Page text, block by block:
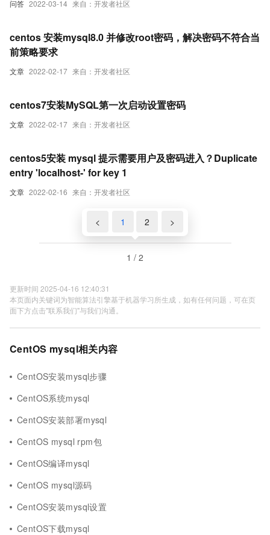
问答 2022-03-14 来自：开发者社区
文章 2022-02-17 来自：开发者社区
centos 安装mysql8.0 并修改root密码，解决密码不符合当
前策略要求
文章 2022-02-17 来自：开发者社区
centos7安装MySQL第一次启动设置密码
文章 2022-02-16 来自：开发者社区
centos5安装 mysql 提示需要用户及密码进入？Duplicate
entry 'localhost-' for key 1
< 1 2 >
1 / 2
更新时间 2025-04-16 12:40:31
本页面内关键词为智能算法引擎基于机器学习所生成，如有任何问题，可在页
面下方点击"联系我们"与我们沟通。
CentOS mysql相关内容
CentOS安装mysql步骤
CentOS系统mysql
CentOS安装部署mysql
CentOS mysql rpm包
CentOS编译mysql
CentOS mysql源码
CentOS安装mysql设置
CentOS下载mysql